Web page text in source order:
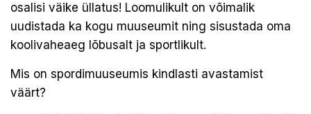
osalisi väike üllatus! Loomulikult on võimalik
uudistada ka kogu muuseumit ning sisustada oma
koolivaheaeg lõbusalt ja sportlikult.
Mis on spordimuuseumis kindlasti avastamist
väärt?